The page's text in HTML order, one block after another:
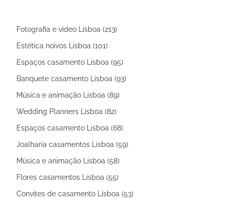
Fotografia e vídeo Lisboa (213)
Estética noivos Lisboa (101)
Espaços casamento Lisboa (95)
Banquete casamento Lisboa (93)
Música e animação Lisboa (89)
Wedding Planners Lisboa (82)
Espaços casamento Lisboa (68)
Joalharia casamentos Lisboa (59)
Música e animação Lisboa (58)
Flores casamentos Lisboa (55)
Convites de casamento Lisboa (53)